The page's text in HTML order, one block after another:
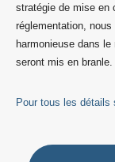
stratégie de mise en
réglementation,
harmonieuse dans
seront mis en branle.
Pour tous les détails